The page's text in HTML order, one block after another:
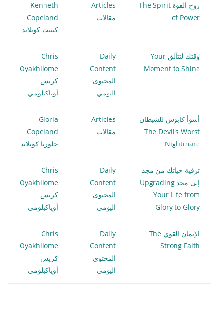
روح القوة The Spirit
of Power
Articles
مقالات
Kenneth
Copeland
كينيث كوبلاند
وقتك لتتألق Your
Moment to Shine
Daily
Content
المحتوى
اليومي
Chris
Oyakhilome
كريس
أوياكيلومي
أسوأ كابوس للشيطان
The Devil’s Worst
Nightmare
Articles
مقالات
Gloria
Copeland
جلوريا كوبلاند
ترقية حياتك من مجد
إلى مجد Upgrading
Your Life from
Glory to Glory
Daily
Content
المحتوى
اليومي
Chris
Oyakhilome
كريس
أوياكيلومي
الإيمان القوي The
Strong Faith
Daily
Content
المحتوى
اليومي
Chris
Oyakhilome
كريس
أوياكيلومي